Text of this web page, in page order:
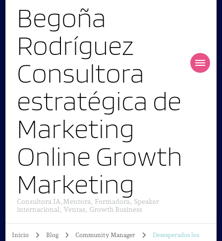
Begoña
Rodríguez
Consultora
estratégica de
Marketing
Online Growth
Marketing
Consultora IA,Mentora, Formadora, Speaker
internacional, Ventas, Growth Business
Inicio Blog Community Manager
Desesperados los